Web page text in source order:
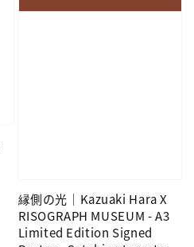
縁側の光｜Kazuaki Hara X
RISOGRAPH MUSEUM - A3
Limited Edition Signed